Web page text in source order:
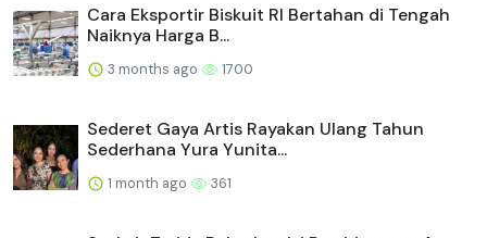
Cara Eksportir Biskuit RI Bertahan di Tengah
Naiknya Harga B...
3 months ago 1700
Sederet Gaya Artis Rayakan Ulang Tahun
Sederhana Yura Yunita...
1 month ago 361